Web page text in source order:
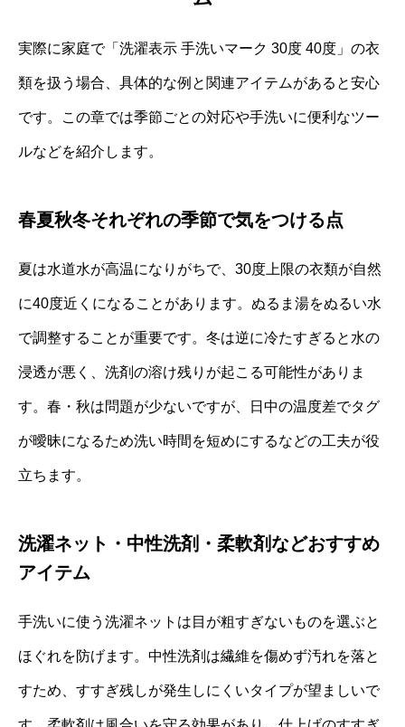
実際に家庭で「洗濯表示 手洗いマーク 30度 40度」の衣
類を扱う場合、具体的な例と関連アイテムがあると安心
です。この章では季節ごとの対応や手洗いに便利なツー
ルなどを紹介します。
春夏秋冬それぞれの季節で気をつける点
夏は水道水が高温になりがちで、30度上限の衣類が自然
に40度近くになることがあります。ぬるま湯をぬるい水
で調整することが重要です。冬は逆に冷たすぎると水の
浸透が悪く、洗剤の溶け残りが起こる可能性がありま
す。春・秋は問題が少ないですが、日中の温度差でタグ
が曖昧になるため洗い時間を短めにするなどの工夫が役
立ちます。
洗濯ネット・中性洗剤・柔軟剤などおすすめ
アイテム
手洗いに使う洗濯ネットは目が粗すぎないものを選ぶと
ほぐれを防げます。中性洗剤は繊維を傷めず汚れを落と
すため、すすぎ残しが発生しにくいタイプが望ましいで